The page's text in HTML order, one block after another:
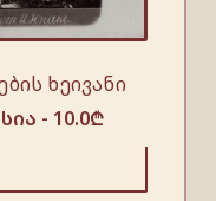
ხეივანი
- 10.0₾